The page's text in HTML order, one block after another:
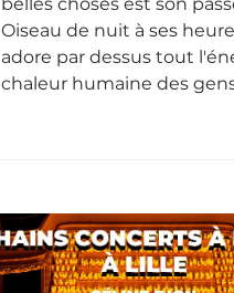
Oiseau de nuit à ses
adore par dessus tout
chaleur humaine des